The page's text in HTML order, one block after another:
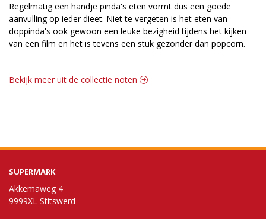
Regelmatig een handje pinda's eten vormt dus een goede
aanvulling op ieder dieet. Niet te vergeten is het eten van
doppinda's ook gewoon een leuke bezigheid tijdens het kijken
van een film en het is tevens een stuk gezonder dan popcorn.
Bekijk meer uit de collectie noten
SUPERMARK
Akkemaweg 4
9999XL Stitswerd